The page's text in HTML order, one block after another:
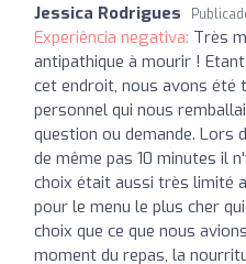
Jessica Rodrigues
Experiência negativa: Très
antipathique à mourir !
cet endroit, nous avons été
personnel qui nous
question ou demande. Lors
de même pas 10 minutes il
choix était aussi très limité
pour le menu le plus cher
choix que ce que nous
moment du repas, la